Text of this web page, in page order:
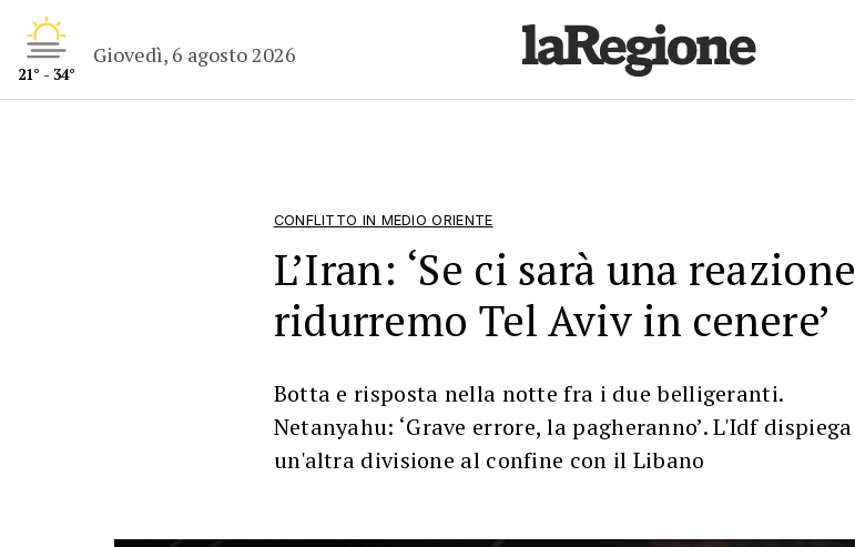
21° - 34°
Giovedì, 6 agosto 2026
CONFLITTO IN MEDIO ORIENTE
L’Iran: ‘Se ci sarà una reazione
ridurremo Tel Aviv in cenere’
Botta e risposta nella notte fra i due belligeranti.
Netanyahu: ‘Grave errore, la pagheranno’. L'Idf dispiega
un'altra divisione al confine con il Libano